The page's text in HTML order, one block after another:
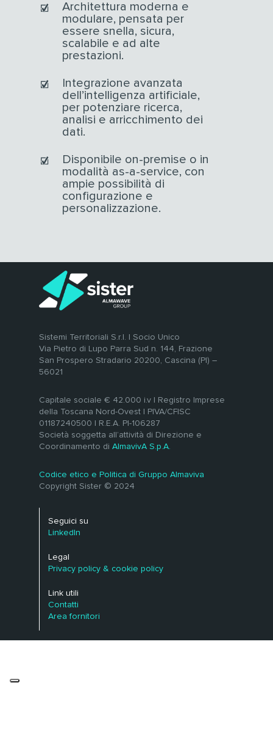
Architettura moderna e
modulare, pensata per
essere snella, sicura,
scalabile e ad alte
prestazioni.
Integrazione avanzata
dell’intelligenza artificiale,
per potenziare ricerca,
analisi e arricchimento dei
dati.
Disponibile on-premise o in
modalità as-a-service, con
ampie possibilità di
configurazione e
personalizzazione.
Sistemi Territoriali S.r.l. | Socio Unico
Via Pietro di Lupo Parra Sud n. 144, Frazione
San Prospero Stradario 20200, Cascina (PI) –
56021
Capitale sociale € 42.000 i.v | Registro Imprese
della Toscana Nord-Ovest | PIVA/CFISC
01187240500 | R.E.A. PI-106287
Società soggetta all’attività di Direzione e
Coordinamento diAlmavivA S.p.A.
Codice etico e Politica di Gruppo Almaviva
Copyright Sister © 2024
Seguici su
LinkedIn
Legal
Privacy policy & cookie policy
Link utili
Contatti
Area fornitori